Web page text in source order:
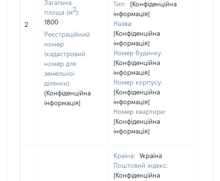
2
Загальна
площа (м2):
1800
Реєстраційний
номер
(кадастровий
номер для
земельної
ділянки):
[Конфіденційна
інформація]
Тип:
[Конфіденційна
інформація]
Назва:
[Конфіденційна
інформація]
Номер будинку:
[Конфіденційна
інформація]
Номер корпусу:
[Конфіденційна
інформація]
Номер квартири:
[Конфіденційна
інформація]
Країна:
Україна
Поштовий індекс:
[Конфіденційна